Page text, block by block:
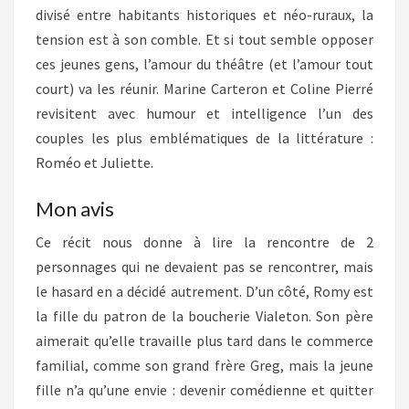
divisé entre habitants historiques et néo-ruraux, la
tension est à son comble. Et si tout semble opposer
ces jeunes gens, l’amour du théâtre (et l’amour tout
court) va les réunir. Marine Carteron et Coline Pierré
revisitent avec humour et intelligence l’un des
couples les plus emblématiques de la littérature :
Roméo et Juliette.
Mon avis
Ce récit nous donne à lire la rencontre de 2
personnages qui ne devaient pas se rencontrer, mais
le hasard en a décidé autrement. D’un côté, Romy est
la fille du patron de la boucherie Vialeton. Son père
aimerait qu’elle travaille plus tard dans le commerce
familial, comme son grand frère Greg, mais la jeune
fille n’a qu’une envie : devenir comédienne et quitter